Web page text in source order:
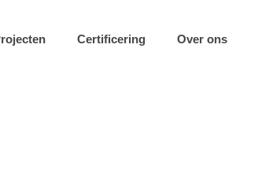
Certificering Over ons